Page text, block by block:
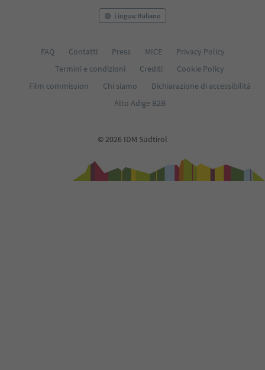
Lingua: Italiano
FAQ Contatti Press MICE
Privacy Policy
Termini e condizioni
Crediti
Cookie Policy
Film commission
Chi siamo
Dichiarazione di accessibilità
Alto Adige B2B
© 2026 IDM Südtirol